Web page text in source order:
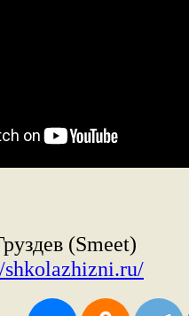
(Smeet)